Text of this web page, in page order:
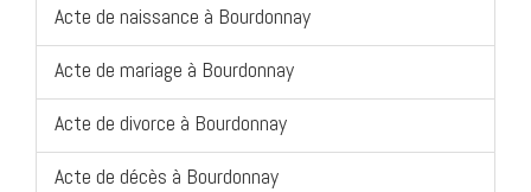
Acte de naissance à Bourdonnay
Acte de mariage à Bourdonnay
Acte de divorce à Bourdonnay
Acte de décès à Bourdonnay